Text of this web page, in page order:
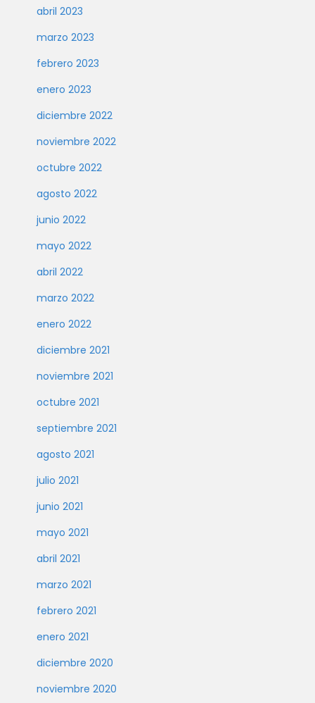
abril 2023
marzo 2023
febrero 2023
enero 2023
diciembre 2022
noviembre 2022
octubre 2022
agosto 2022
junio 2022
mayo 2022
abril 2022
marzo 2022
enero 2022
diciembre 2021
noviembre 2021
octubre 2021
septiembre 2021
agosto 2021
julio 2021
junio 2021
mayo 2021
abril 2021
marzo 2021
febrero 2021
enero 2021
diciembre 2020
noviembre 2020